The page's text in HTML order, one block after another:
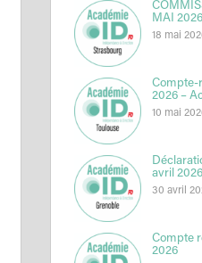
MAI 2026
18 mai
Compte-
2026 –
10 mai
avril 2026
30 avril
Compte
2026